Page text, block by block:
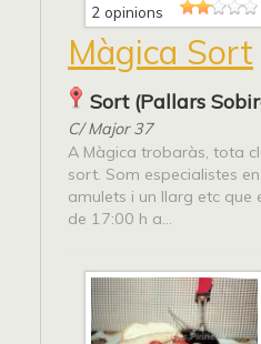
2 opinions
Màgica Sort
Sort (Pallars
C/ Major 37
A Màgica trobaràs, tota
sort. Som especialistes
amulets i un llarg etc
de 17:00 h a...